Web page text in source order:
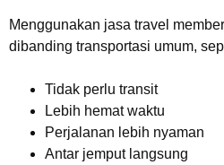
Menggunakan jasa travel
dibanding transportasi umum,
Tidak perlu transit
Lebih hemat waktu
Perjalanan lebih nyaman
Antar jemput langsung